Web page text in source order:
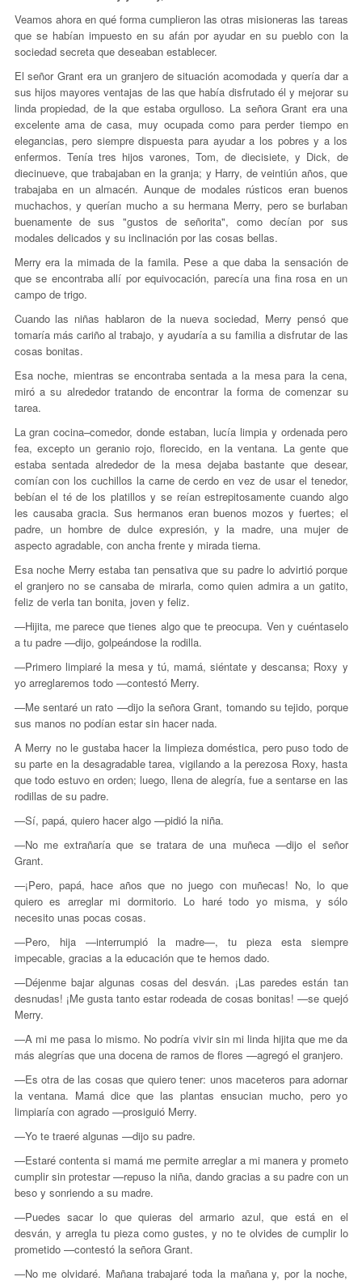
Veamos ahora en qué forma cumplieron las otras misioneras las tareas
que se habían impuesto en su afán por ayudar en su pueblo con la
sociedad secreta que deseaban establecer.
El señor Grant era un granjero de situación acomodada y quería dar a
sus hijos mayores ventajas de las que había disfrutado él y mejorar su
linda propiedad, de la que estaba orgulloso. La señora Grant era una
excelente ama de casa, muy ocupada como para perder tiempo en
elegancias, pero siempre dispuesta para ayudar a los pobres y a los
enfermos. Tenía tres hijos varones, Tom, de diecisiete, y Dick, de
diecinueve, que trabajaban en la granja; y Harry, de veintiún años, que
trabajaba en un almacén. Aunque de modales rústicos eran buenos
muchachos, y querían mucho a su hermana Merry, pero se burlaban
buenamente de sus "gustos de señorita", como decían por sus
modales delicados y su inclinación por las cosas bellas.
Merry era la mimada de la famila. Pese a que daba la sensación de
que se encontraba allí por equivocación, parecía una fina rosa en un
campo de trigo.
Cuando las niñas hablaron de la nueva sociedad, Merry pensó que
tomaría más cariño al trabajo, y ayudaría a su familia a disfrutar de las
cosas bonitas.
Esa noche, mientras se encontraba sentada a la mesa para la cena,
miró a su alrededor tratando de encontrar la forma de comenzar su
tarea.
La gran cocina–comedor, donde estaban, lucía limpia y ordenada pero
fea, excepto un geranio rojo, florecido, en la ventana. La gente que
estaba sentada alrededor de la mesa dejaba bastante que desear,
comían con los cuchillos la carne de cerdo en vez de usar el tenedor,
bebían el té de los platillos y se reían estrepitosamente cuando algo
les causaba gracia. Sus hermanos eran buenos mozos y fuertes; el
padre, un hombre de dulce expresión, y la madre, una mujer de
aspecto agradable, con ancha frente y mirada tierna.
Esa noche Merry estaba tan pensativa que su padre lo advirtió porque
el granjero no se cansaba de mirarla, como quien admira a un gatito,
feliz de verla tan bonita, joven y feliz.
—Hijita, me parece que tienes algo que te preocupa. Ven y cuéntaselo
a tu padre —dijo, golpeándose la rodilla.
—Primero limpiaré la mesa y tú, mamá, siéntate y descansa; Roxy y
yo arreglaremos todo —contestó Merry.
—Me sentaré un rato —dijo la señora Grant, tomando su tejido, porque
sus manos no podían estar sin hacer nada.
A Merry no le gustaba hacer la limpieza doméstica, pero puso todo de
su parte en la desagradable tarea, vigilando a la perezosa Roxy, hasta
que todo estuvo en orden; luego, llena de alegría, fue a sentarse en las
rodillas de su padre.
—Sí, papá, quiero hacer algo —pidió la niña.
—No me extrañaría que se tratara de una muñeca —dijo el señor
Grant.
—¡Pero, papá, hace años que no juego con muñecas! No, lo que
quiero es arreglar mi dormitorio. Lo haré todo yo misma, y sólo
necesito unas pocas cosas.
—Pero, hija —interrumpió la madre—, tu pieza esta siempre
impecable, gracias a la educación que te hemos dado.
—Déjenme bajar algunas cosas del desván. ¡Las paredes están tan
desnudas! ¡Me gusta tanto estar rodeada de cosas bonitas! —se quejó
Merry.
—A mi me pasa lo mismo. No podría vivir sin mi linda hijita que me da
más alegrías que una docena de ramos de flores —agregó el granjero.
—Es otra de las cosas que quiero tener: unos maceteros para adornar
la ventana. Mamá dice que las plantas ensucian mucho, pero yo
limpiaría con agrado —prosiguió Merry.
—Yo te traeré algunas —dijo su padre.
—Estaré contenta si mamá me permite arreglar a mi manera y prometo
cumplir sin protestar —repuso la niña, dando gracias a su padre con un
beso y sonriendo a su madre.
—Puedes sacar lo que quieras del armario azul, que está en el
desván, y arregla tu pieza como gustes, y no te olvides de cumplir lo
prometido —contestó la señora Grant.
—No me olvidaré. Mañana trabajaré toda la mañana y, por la noche,